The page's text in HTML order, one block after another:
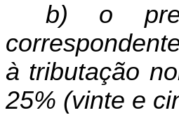
b) o
à tributação
25% (vinte e